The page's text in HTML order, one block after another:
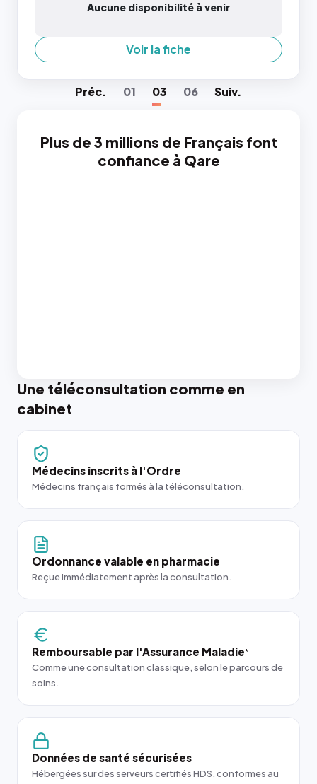
Aucune disponibilité à venir
Voir la fiche
Préc. 01 03 06 Suiv.
Plus de 3 millions de Français font
confiance à Qare
Une téléconsultation comme en
cabinet
Médecins inscrits à l'Ordre
Médecins français formés à la téléconsultation.
Ordonnance valable en pharmacie
Reçue immédiatement après la consultation.
Remboursable par l'Assurance Maladie*
Comme une consultation classique, selon le parcours de
soins.
Données de santé sécurisées
Hébergées sur des serveurs certifiés HDS, conformes au